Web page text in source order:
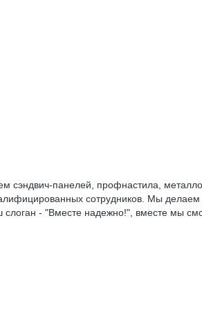
панелей, профнастила,
сотрудников. Мы
слоган - "Вместе надежно!", вместе мы